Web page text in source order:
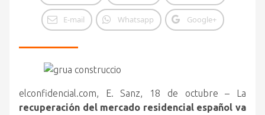
E-mail Whatsapp Google+
elconfidencial.com, E. Sanz, 18 de octubre – La
recuperación del mercado residencial español va